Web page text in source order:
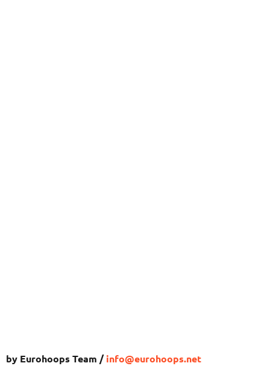
by Eurohoops Team /info@eurohoops.net